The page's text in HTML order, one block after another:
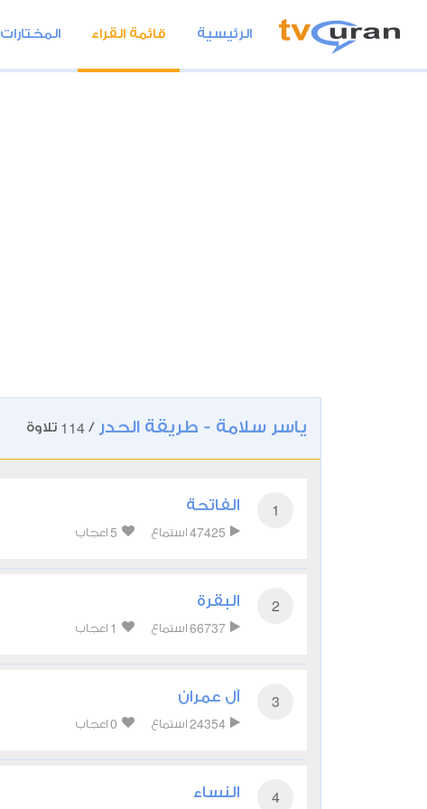
الرئيسية قائمة القراء المختارات
ياسر سلامة - طريقة الحدر /
114 تلاوة
1 الفاتحة
47425 استماع 5 اعجاب
2 البقرة
66737 استماع 1 اعجاب
3 آل عمران
24354 استماع 0 اعجاب
4 النساء